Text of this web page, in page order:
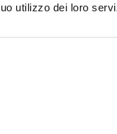
utilizzo dei loro
trattati con cura e